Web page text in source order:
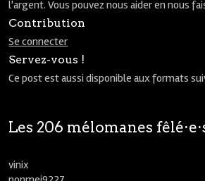
l'argent. Vous pouvez nous aider en nous
Contribution
Se connecter
Servez-vous !
Ce post est aussi disponible aux formats
Les 206 mélomanes
vinix